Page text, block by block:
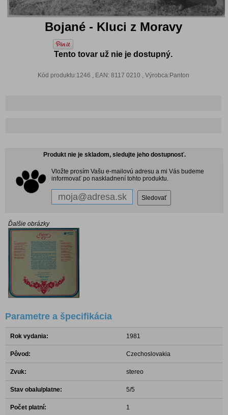
Bojané - Kluci z Moravy
Tento tovar už nie je dostupný.
Kód produktu:1246 , EAN: 8117 0210 , Výrobca:Panton
Produkt nie je skladom, sledujte jeho dostupnosť.
Vložte prosím Vašu e-mailovú adresu a mi Vás budeme
informovať po naskladnení tohto produktu.
Ďalšie obrázky
Parametre a špecifikácia
Rok vydania: 1981
Pôvod: Czechoslovakia
Zvuk: stereo
Stav obalu/platne: 5/5
Počet platní: 1